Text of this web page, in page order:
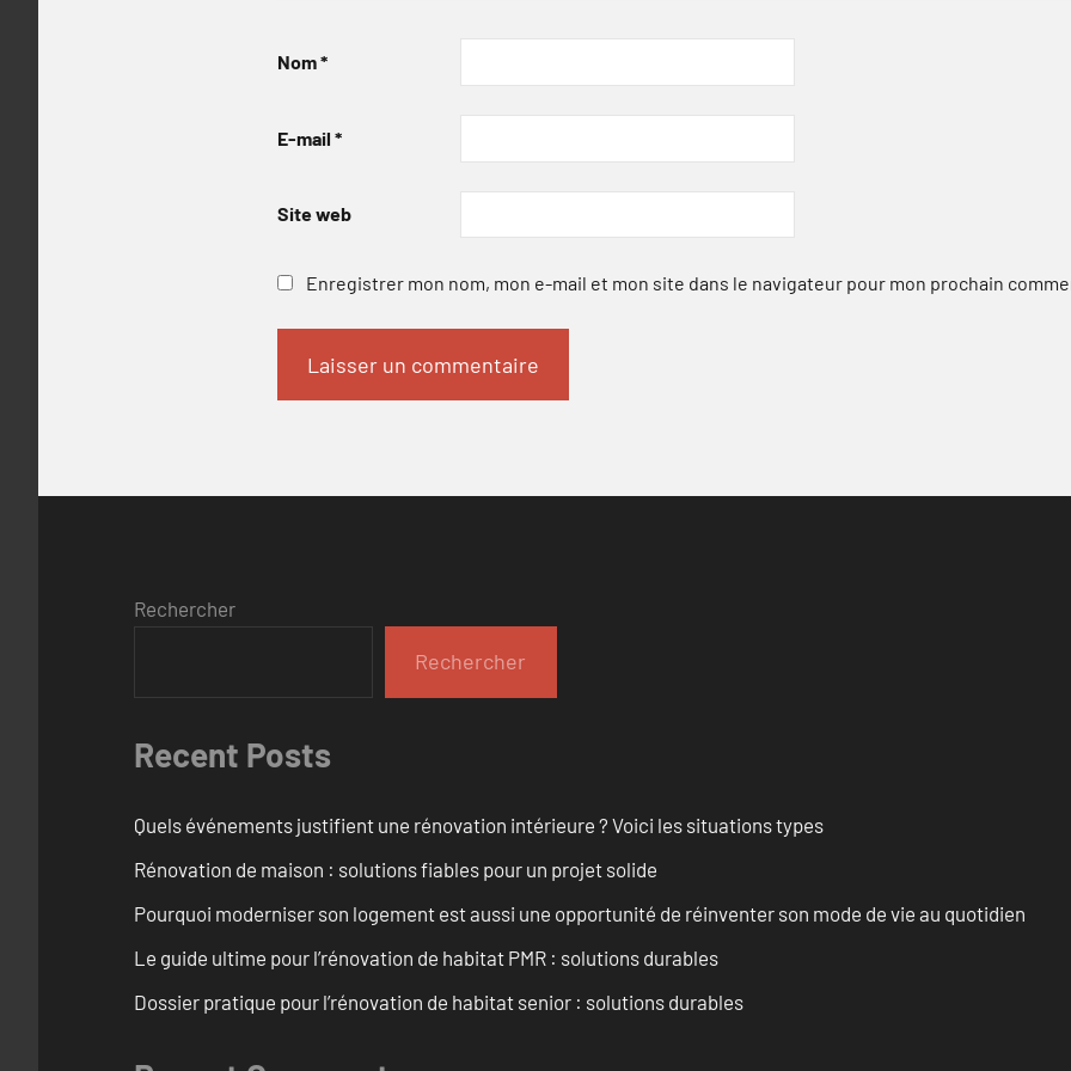
Nom*
E-mail *
Site web
Enregistrer mon nom, mon e-mail et mon site dans le navigateur pour mon prochain
Rechercher
Rechercher
Recent Posts
Quels événements justifient une rénovation intérieure ? Voici les situations types
Rénovation de maison : solutions fiables pour un projet solide
Pourquoi moderniser son logement est aussi une opportunité de réinventer son mode de vie au quotidien
Le guide ultime pour l’rénovation de habitat PMR : solutions durables
Dossier pratique pour l’rénovation de habitat senior : solutions durables